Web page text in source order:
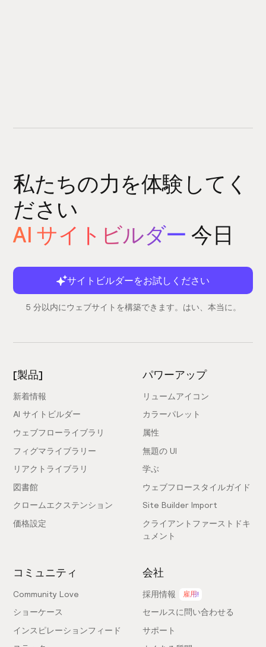
私たちの力を体験してく
ださい
AI サイトビルダー 今日
サイトビルダーをお試しください
5 分以内にウェブサイトを構築できます。はい、本当に。
[製品]
新着情報
AI サイトビルダー
ウェブフローライブラリ
フィグマライブラリー
リアクトライブラリ
図書館
クロームエクステンション
価格設定
パワーアップ
リュームアイコン
カラーパレット
属性
無題の UI
学ぶ
ウェブフロースタイルガイド
Site Builder Import
クライアントファーストドキ
ュメント
コミュニティ
Community Love
ショーケース
インスピレーションフィード
会社
採用情報 雇用!
セールスに問い合わせる
サポート